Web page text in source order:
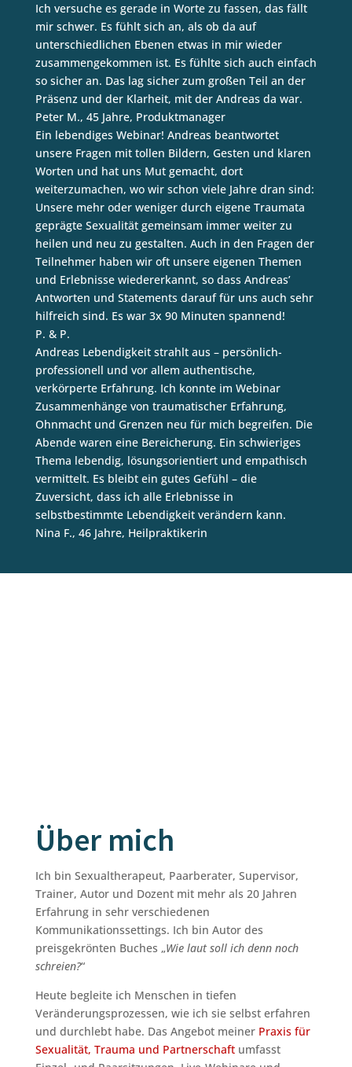
Ich versuche es gerade in Worte zu fassen, das fällt
mir schwer. Es fühlt sich an, als ob da auf
unterschiedlichen Ebenen etwas in mir wieder
zusammengekommen ist. Es fühlte sich auch einfach
so sicher an. Das lag sicher zum großen Teil an der
Präsenz und der Klarheit, mit der Andreas da war.
Peter M., 45 Jahre, Produktmanager
Ein lebendiges Webinar! Andreas beantwortet
unsere Fragen mit tollen Bildern, Gesten und klaren
Worten und hat uns Mut gemacht, dort
weiterzumachen, wo wir schon viele Jahre dran sind:
Unsere mehr oder weniger durch eigene Traumata
geprägte Sexualität gemeinsam immer weiter zu
heilen und neu zu gestalten. Auch in den Fragen der
Teilnehmer haben wir oft unsere eigenen Themen
und Erlebnisse wiedererkannt, so dass Andreas’
Antworten und Statements darauf für uns auch sehr
hilfreich sind. Es war 3x 90 Minuten spannend!
P. & P.
Andreas Lebendigkeit strahlt aus – persönlich-
professionell und vor allem authentische,
verkörperte Erfahrung. Ich konnte im Webinar
Zusammenhänge von traumatischer Erfahrung,
Ohnmacht und Grenzen neu für mich begreifen. Die
Abende waren eine Bereicherung. Ein schwieriges
Thema lebendig, lösungsorientiert und empathisch
vermittelt. Es bleibt ein gutes Gefühl – die
Zuversicht, dass ich alle Erlebnisse in
selbstbestimmte Lebendigkeit verändern kann.
Nina F., 46 Jahre, Heilpraktikerin
Über mich
Ich bin Sexualtherapeut, Paarberater, Supervisor,
Trainer, Autor und Dozent mit mehr als 20 Jahren
Erfahrung in sehr verschiedenen
Kommunikationssettings. Ich bin Autor des
preisgekrönten Buches „Wie laut soll ich denn noch
schreien?“
Heute begleite ich Menschen in tiefen
Veränderungsprozessen, wie ich sie selbst erfahren
und durchlebt habe. Das Angebot meiner Praxis für
Sexualität, Trauma und Partnerschaftumfasst